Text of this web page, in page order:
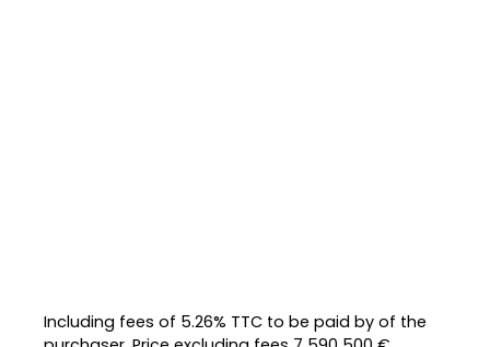
Including fees of 5.26% TTC to be paid by of the